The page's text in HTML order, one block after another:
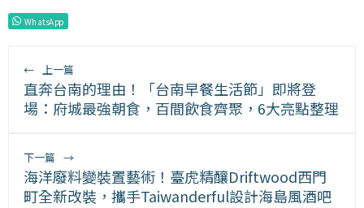
WhatsApp
← 上一篇
直奔台南的理由！「台南早餐生活節」即將登
場：府城最強朝食，百間飲食齊聚，6大亮點整理
下一篇 →
海洋廢料變裝置藝術！臺虎精釀Driftwood西門
町全新改裝，攜手Taiwanderful設計海島風酒吧